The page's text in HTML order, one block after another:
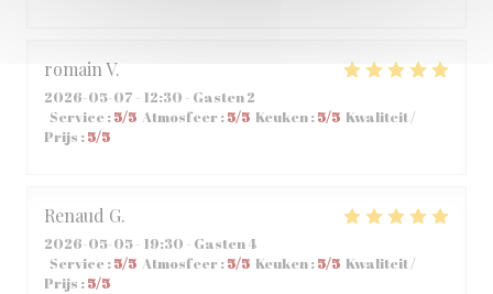
romainV
2026-05-07 - 12:30 - Gasten 2
Service :5/5 Atmosfeer:5/5 Keuken:5/5 Kwaliteit /
Prijs :5/5
Renaud G
2026-05-05- 19:30 - Gasten 4
Service :5/5 Atmosfeer:5/5 Keuken:5/5 Kwaliteit /
Prijs :5/5